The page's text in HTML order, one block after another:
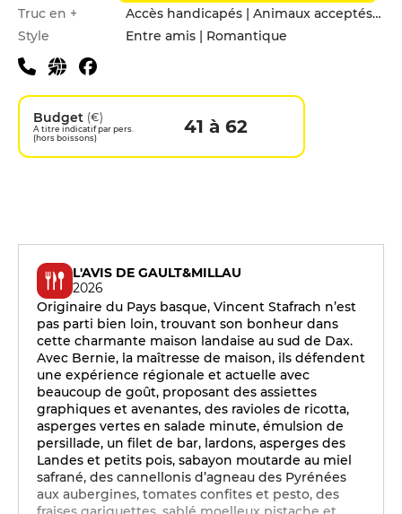
Truc en +
Accès handicapés | Animaux acceptés | Parking privé | Terrasse
Style
Entre amis | Romantique
Budget (€)
A titre indicatif par pers.
(hors boissons)
41 à 62
L'AVIS DE GAULT&MILLAU
2026
Originaire du Pays basque, Vincent Stafrach n’est
pas parti bien loin, trouvant son bonheur dans
cette charmante maison landaise au sud de Dax.
Avec Bernie, la maîtresse de maison, ils défendent
une expérience régionale et actuelle avec
beaucoup de goût, proposant des assiettes
graphiques et avenantes, des ravioles de ricotta,
asperges vertes en salade minute, émulsion de
persillade, un filet de bar, lardons, asperges des
Landes et petits pois, sabayon moutarde au miel
safrané, des cannellonis d’agneau des Pyrénées
aux aubergines, tomates confites et pesto, des